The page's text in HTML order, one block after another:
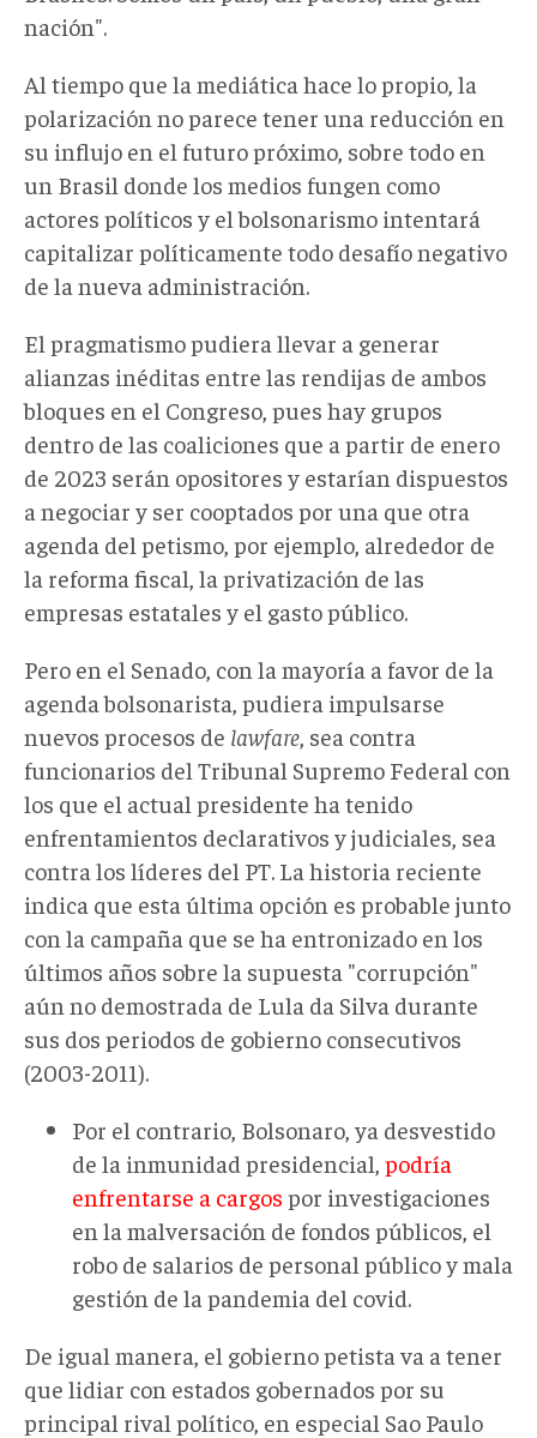
nación".
Al tiempo que la mediática hace lo propio, la
polarización no parece tener una reducción en
su influjo en el futuro próximo, sobre todo en
un Brasil donde los medios fungen como
actores políticos y el bolsonarismo intentará
capitalizar políticamente todo desafío negativo
de la nueva administración.
El pragmatismo pudiera llevar a generar
alianzas inéditas entre las rendijas de ambos
bloques en el Congreso, pues hay grupos
dentro de las coaliciones que a partir de enero
de 2023 serán opositores y estarían dispuestos
a negociar y ser cooptados por una que otra
agenda del petismo, por ejemplo, alrededor de
la reforma fiscal, la privatización de las
empresas estatales y el gasto público.
Pero en el Senado, con la mayoría a favor de la
agenda bolsonarista, pudiera impulsarse
nuevos procesos de lawfare , sea contra
funcionarios del Tribunal Supremo Federal con
los que el actual presidente ha tenido
enfrentamientos declarativos y judiciales, sea
contra los líderes del PT. La historia reciente
indica que esta última opción es probable junto
con la campaña que se ha entronizado en los
últimos años sobre la supuesta "corrupción"
aún no demostrada de Lula da Silva durante
sus dos periodos de gobierno consecutivos
(2003-2011).
Por el contrario, Bolsonaro, ya desvestido
de la inmunidad presidencial, podría
enfrentarse a cargos por investigaciones
en la malversación de fondos públicos, el
robo de salarios de personal público y mala
gestión de la pandemia del covid.
De igual manera, el gobierno petista va a tener
que lidiar con estados gobernados por su
principal rival político, en especial Sao Paulo